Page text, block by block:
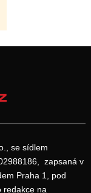
se sídlem
zapsaná v
Praha 1, pod
redakce na